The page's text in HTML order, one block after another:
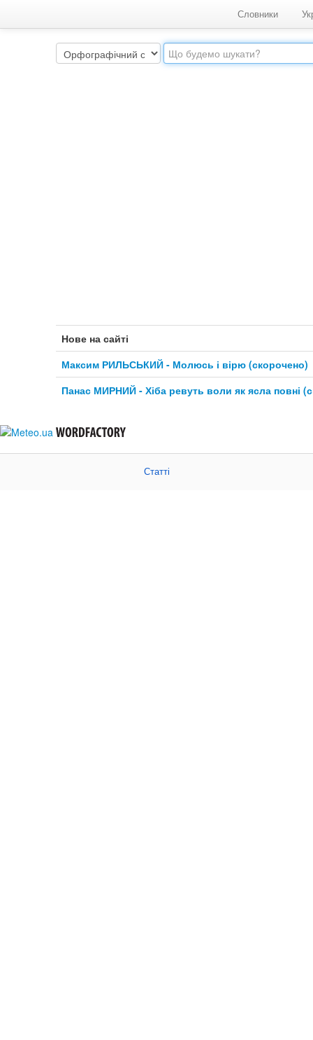
Словники
Нове на сайті
Максим РИЛЬСЬКИЙ - Молюсь і вірю (скорочено)
Панас МИРНИЙ - Хіба ревуть воли як ясла повні
Статті